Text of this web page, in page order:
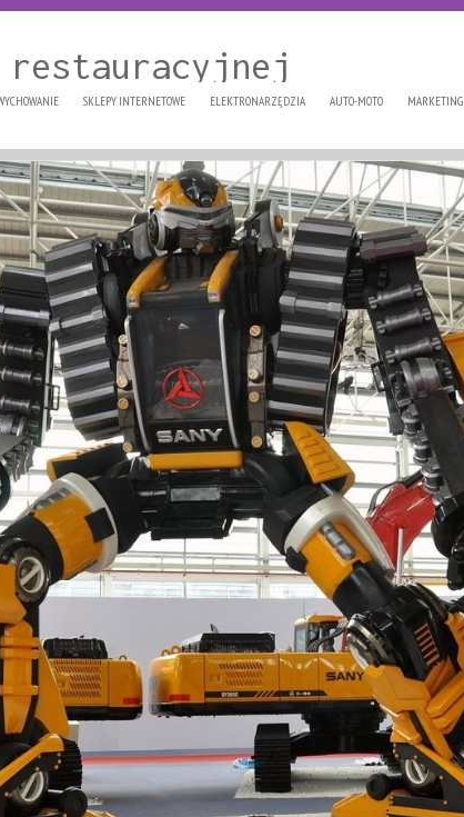
restauracyjnej
SKLEPY INTERNETOWE ELEKTRONARZĘDZIA AUTO-MOTO MARKETING